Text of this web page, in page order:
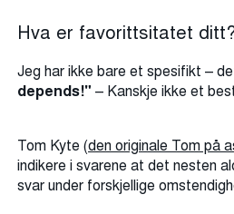
Hva er favorittsitatet
Jeg har ikke bare et spesifikt –
depends!" – Kanskje ikke et
Tom Kyte (den originale Tom på
indikere i svarene at det nesten
svar under forskjellige